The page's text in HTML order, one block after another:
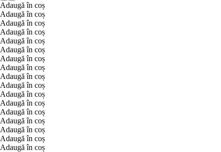
Adaugă în coș
Adaugă în coș
Adaugă în coș
Adaugă în coș
Adaugă în coș
Adaugă în coș
Adaugă în coș
Adaugă în coș
Adaugă în coș
Adaugă în coș
Adaugă în coș
Adaugă în coș
Adaugă în coș
Adaugă în coș
Adaugă în coș
Adaugă în coș
Adaugă în coș